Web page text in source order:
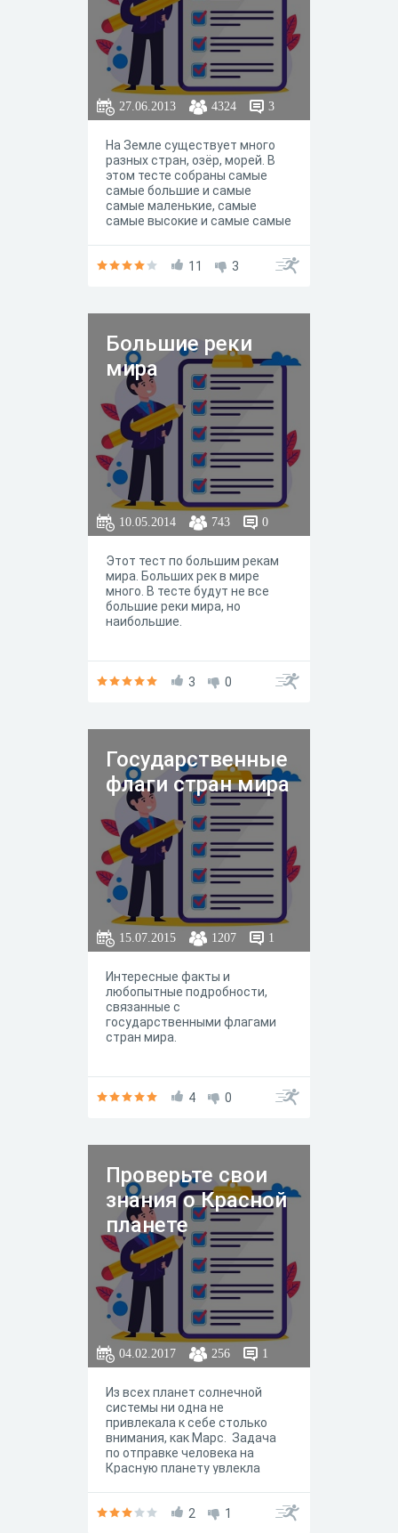
27.06.2013 4324 3
На Земле существует много
разных стран, озёр, морей. В
этом тесте собраны самые
самые большие и самые
самые маленькие, самые
самые высокие и самые самые
последовательности.
11 3
Большие реки
мира
10.05.2014 743 0
Этот тест по большим рекам
мира. Больших рек в мире
много. В тесте будут не все
большие реки мира, но
наибольшие.
3 0
Государственные
флаги стран мира
15.07.2015 1207 1
Интересные факты и
любопытные подробности,
связанные с
государственными флагами
стран мира.
4 0
Проверьте свои
знания о Красной
планете
04.02.2017 256 1
Из всех планет солнечной
системы ни одна не
привлекала к себе столько
внимания, как Марс. Задача
по отправке человека на
Красную планету увлекла
Проверьте свои знания о
2 1